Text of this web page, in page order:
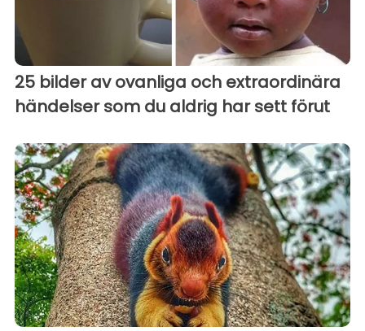
25 bilder av ovanliga och extraordinära
händelser som du aldrig har sett förut